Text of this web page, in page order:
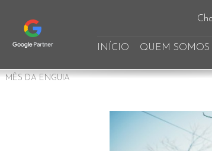
INÍCIO QUEM SOMOS
MÊS DA ENGUIA